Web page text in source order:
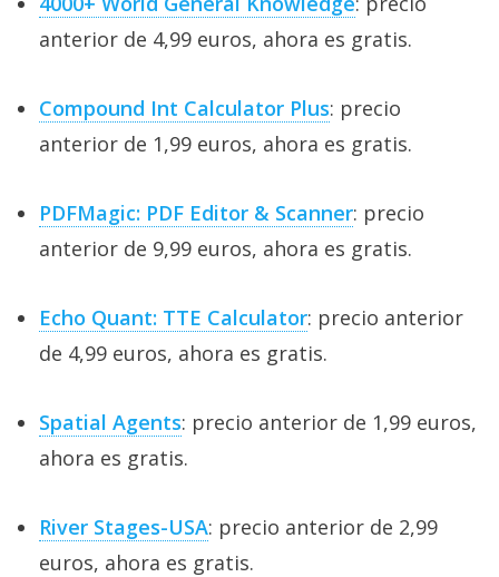
anterior de 4,99 euros, ahora es gratis.
Compound Int Calculator Plus: precio
anterior de 1,99 euros, ahora es gratis.
PDFMagic: PDF Editor & Scanner: precio
anterior de 9,99 euros, ahora es gratis.
Echo Quant: TTE Calculator: precio anterior
de 4,99 euros, ahora es gratis.
Spatial Agents: precio anterior de 1,99 euros,
ahora es gratis.
River Stages-USA: precio anterior de 2,99
euros, ahora es gratis.